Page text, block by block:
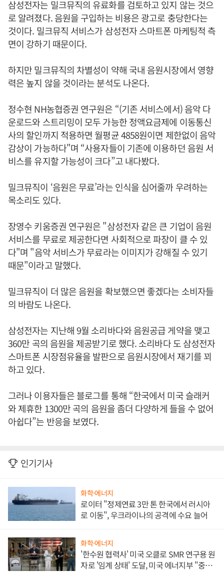
삼성전자는 밀크뮤직의 유료화를 검토하고 있지 않는 것으
로 알려졌다. 음원을 구입하는 비용은 광고로 충당한다는
것이다. 밀크뮤직 서비스가 삼성전자 스마트폰 마케팅적 측
면이 강하기 때문이다.
하지만 밀크뮤직의 차별성이 약해 국내 음원시장에서 영향
력은 높지 않을 것이라는 분석도 나온다.
정수현 NH농협증권 연구원은 “(기존 서비스에서) 음악 다
운로드와 스트리밍이 모두 가능한 정액요금제에 이동통신
사의 할인까지 적용하면 월평균 4858원이면 제한없이 음악
감상이 가능하다"며 “사용자들이 기존에 이용하던 음원 서
비스를 유지할 가능성이 크다”고 내다봤다.
밀크뮤직이 ‘음원은 무료’라는 인식을 심어줄까 우려하는
목소리도 있다.
장영수 키움증권 연구원은 "삼성전자 같은 큰 기업이 음원
서비스를 무료로 제공한다면 사회적으로 파장이 클 수 있
다"며 "음악 서비스가 무료라는 이미지가 강해질 수 있기
때문"이라고 말했다.
밀크뮤직이 더 많은 음원을 확보했으면 좋겠다는 소비자들
의 바람도 나온다.
삼성전자는 지난해 9월 소리바다와 음원공급 게약을 맺고
360만 곡의 음원을 제공받기로 했다. 소리바다 도 삼성전자
스마트폰 시장점유율을 발판으로 음원시장에서 재기를 꾀
하고 있다.
그러나 이용자들은 블로그를 통해 “한국에서 미국 슬래커
와 제휴한 1300만 곡의 음원을 좀더 다양하게 들을 수 없어
아쉽다”는 반응을 보였다.
인기기사
화학·에너지
로이터 "정제연료 3만 톤 한국에서 러시아
로 이동", 우크라이나의 공격에 수요 늘어
화학·에너지
'한수원 협력사' 미국 오클로 SMR 연구용 원
자로 '임계 상태' 도달, 미국 에너지부 "중요